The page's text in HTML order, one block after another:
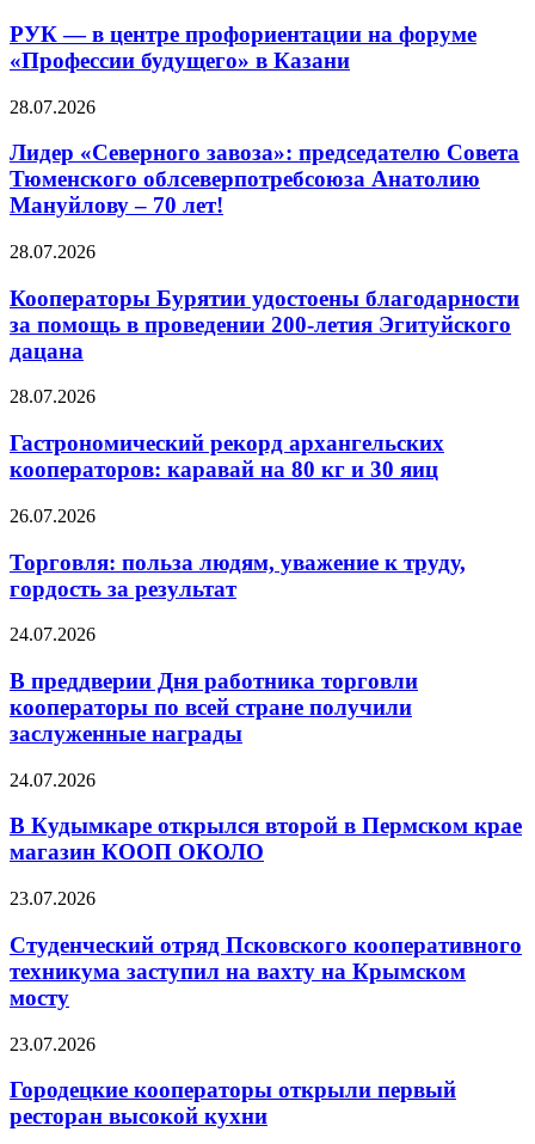
РУК — в центре профориентации на форуме
«Профессии будущего» в Казани
28.07.2026
Лидер «Северного завоза»: председателю Совета
Тюменского облсеверпотребсоюза Анатолию
Мануйлову – 70 лет!
28.07.2026
Кооператоры Бурятии удостоены благодарности
за помощь в проведении 200-летия Эгитуйского
дацана
28.07.2026
Гастрономический рекорд архангельских
кооператоров: каравай на 80 кг и 30 яиц
26.07.2026
Торговля: польза людям, уважение к труду,
гордость за результат
24.07.2026
В преддверии Дня работника торговли
кооператоры по всей стране получили
заслуженные награды
24.07.2026
В Кудымкаре открылся второй в Пермском крае
магазин КООП ОКОЛО
23.07.2026
Студенческий отряд Псковского кооперативного
техникума заступил на вахту на Крымском
мосту
23.07.2026
Городецкие кооператоры открыли первый
ресторан высокой кухни